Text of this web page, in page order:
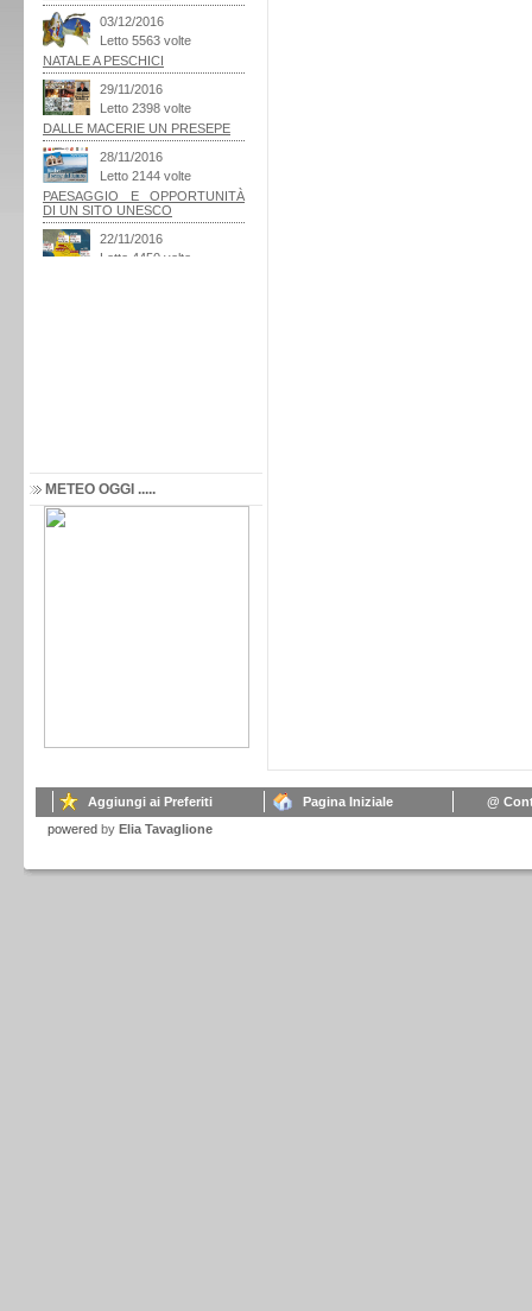
METEO OGGI .....
Aggiungi ai Preferiti Pagina Iniziale
@
powered by Elia Tavaglione